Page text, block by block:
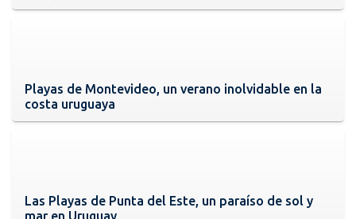
Playas de Montevideo, un verano inolvidable en la
costa uruguaya
Las Playas de Punta del Este, un paraíso de sol y
mar en Uruguay